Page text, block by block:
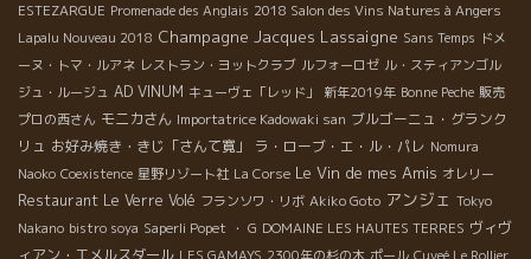
ESTEZARGUE Promenade des Anglais 2018 Salon des Vins Natures à Angers
Lapalu Nouveau 2018 Champagne Jacques Lassaigne Sans Temps ドメ
ーヌ・トマ・ルアネ レストラン・ヨットクラブ ルフォーロゼ ル・スティアンゴル
ジュ・ルージュ AD VINUM キューヴェ「レッド」 新年2019年 Bonne Peche 販売
プロの西さん モニカさん Importatrice Kadowaki san ブルゴーニュ・グランク
リュ お好み焼き・きじ「さんて寛」 ラ・ローブ・エ・ル・パレ Nomura
Naoko Coexistence 星野リゾート社 La Corse Le Vin de mes Amis オレリー
Restaurant Le Verre Volé フランソワ・リボ Akiko Goto アンジェ Tokyo
Nakano bistro soya Saperli Popet ・ G DOMAINE LES HAUTES TERRES ヴィヴ